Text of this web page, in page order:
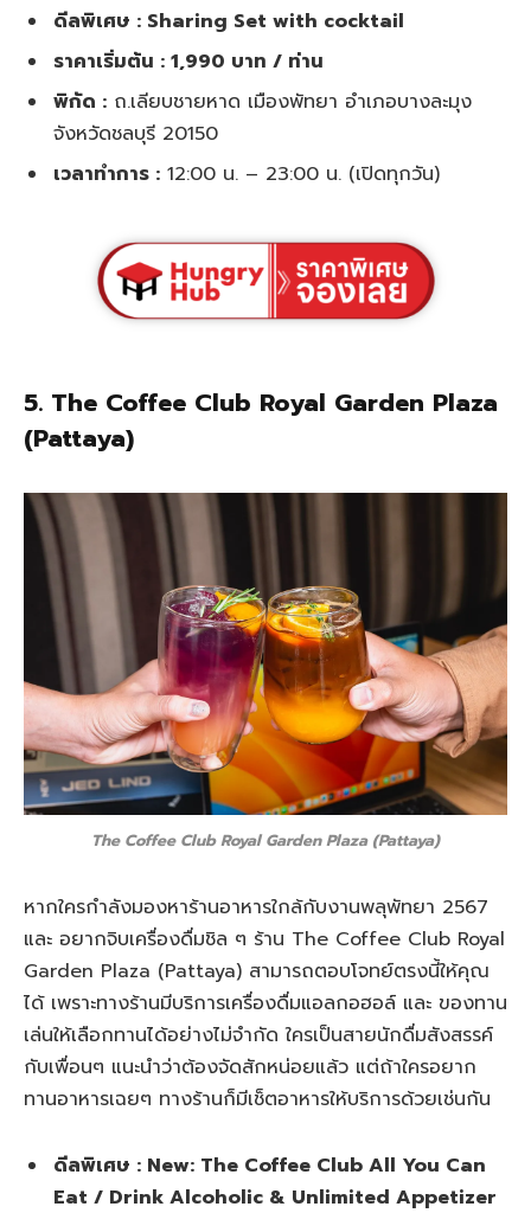
ดีลพิเศษ : Sharing Set with cocktail
ราคาเริ่มต้น : 1,990 บาท / ท่าน
พิกัด : ถ.เลียบชายหาด เมืองพัทยา อำเภอบางละมุง
จังหวัดชลบุรี 20150
เวลาทำการ : 12:00 น. – 23:00 น. (เปิดทุกวัน)
5. The Coffee Club Royal Garden Plaza
(Pattaya)
The Coffee Club Royal Garden Plaza (Pattaya)
หากใครกำลังมองหาร้านอาหารใกล้กับงานพลุพัทยา 2567
และ อยากจิบเครื่องดื่มชิล ๆ ร้าน The Coffee Club Royal
Garden Plaza (Pattaya) สามารถตอบโจทย์ตรงนี้ให้คุณ
ได้ เพราะทางร้านมีบริการเครื่องดื่มแอลกอฮอล์ และ ของทาน
เล่นให้เลือกทานได้อย่างไม่จำกัด ใครเป็นสายนักดื่มสังสรรค์
กับเพื่อนๆ แนะนำว่าต้องจัดสักหน่อยแล้ว แต่ถ้าใครอยาก
ทานอาหารเฉยๆ ทางร้านก็มีเช็ตอาหารให้บริการด้วยเช่นกัน
ดีลพิเศษ : New: The Coffee Club All You Can
Eat / Drink Alcoholic & Unlimited Appetizer